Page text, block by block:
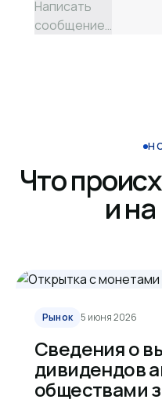
Написать
сообщение…
Что
и
Рынок 5 июня 2026
Сведения о
дивидендов
обществами